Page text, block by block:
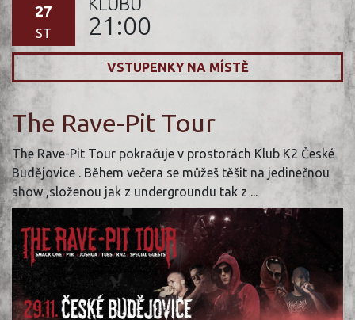
27
ST 21:00
VSTUPENKY NA MÍSTĚ
The Rave-Pit Tour
The Rave-Pit Tour pokračuje v prostorách Klub K2 České
Budějovice . Během večera se můžeš těšit na jedinečnou
show ,složenou jak z undergroundu tak z ...